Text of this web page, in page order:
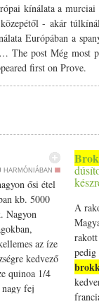
kínálata a murciai
- akár
Európában a
The post Még most
first on Prove.
HARMÓNIÁBAN
ősi étel
kb. 5000
Nagyon
az íze
kedvező
quinoa 1/­­4
fej
A
rakott
pedig